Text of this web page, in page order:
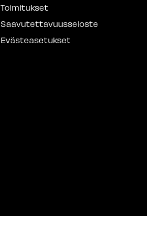
Toimitukset
Saavutettavuusseloste
Evästeasetukset